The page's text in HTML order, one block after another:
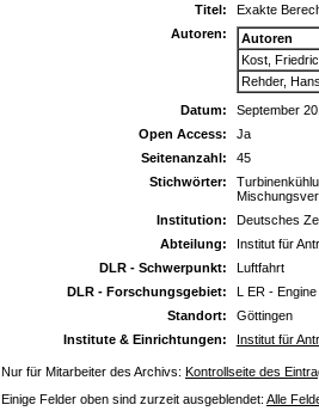
Titel:
Exakte
Autoren:
Autoren
Kost,
Rehder,
Datum:
September
Open Access:
Ja
Seitenanzahl:
45
Stichwörter:
Institution:
Deutsches
Abteilung:
Institut für
DLR - Schwerpunkt:
Luftfahrt
DLR - Forschungsgebiet:
L ER -
Standort:
Göttingen
Institute & Einrichtungen:
Institut für
Nur für Mitarbeiter des Archivs: Kontrollseite des
Einige Felder oben sind zurzeit ausgeblendet: Alle